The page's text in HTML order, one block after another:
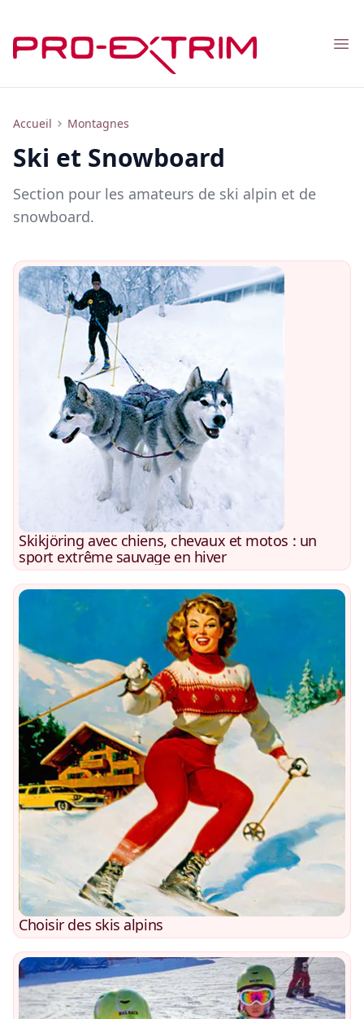
Accueil Montagnes
Ski et Snowboard
Ski et Snowboard
Section pour les amateurs de ski alpin et de
snowboard.
Skikjöring avec chiens, chevaux et motos : un
sport extrême sauvage en hiver
Choisir des skis alpins